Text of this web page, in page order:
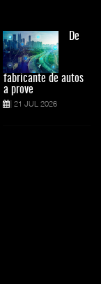
De
fabricante de autos
a prove
21 JUL 2026